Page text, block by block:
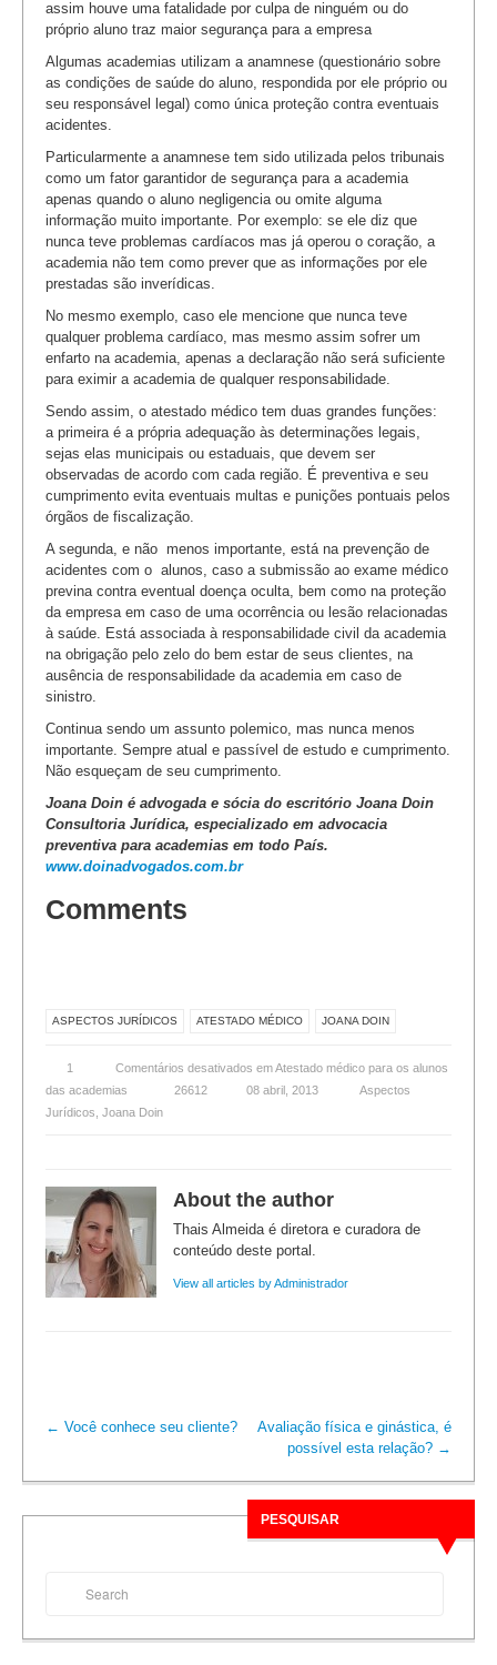
assim houve uma fatalidade por culpa de ninguém ou do
próprio aluno traz maior segurança para a empresa
Algumas academias utilizam a anamnese (questionário sobre
as condições de saúde do aluno, respondida por ele próprio ou
seu responsável legal) como única proteção contra eventuais
acidentes.
Particularmente a anamnese tem sido utilizada pelos tribunais
como um fator garantidor de segurança para a academia
apenas quando o aluno negligencia ou omite alguma
informação muito importante. Por exemplo: se ele diz que
nunca teve problemas cardíacos mas já operou o coração, a
academia não tem como prever que as informações por ele
prestadas são inverídicas.
No mesmo exemplo, caso ele mencione que nunca teve
qualquer problema cardíaco, mas mesmo assim sofrer um
enfarto na academia, apenas a declaração não será suficiente
para eximir a academia de qualquer responsabilidade.
Sendo assim, o atestado médico tem duas grandes funções:
a primeira é a própria adequação às determinações legais,
sejas elas municipais ou estaduais, que devem ser
observadas de acordo com cada região. É preventiva e seu
cumprimento evita eventuais multas e punições pontuais pelos
órgãos de fiscalização.
A segunda, e não menos importante, está na prevenção de
acidentes com o alunos, caso a submissão ao exame médico
previna contra eventual doença oculta, bem como na proteção
da empresa em caso de uma ocorrência ou lesão relacionadas
à saúde. Está associada à responsabilidade civil da academia
na obrigação pelo zelo do bem estar de seus clientes, na
ausência de responsabilidade da academia em caso de
sinistro.
Continua sendo um assunto polemico, mas nunca menos
importante. Sempre atual e passível de estudo e cumprimento.
Não esqueçam de seu cumprimento.
Joana Doin é advogada e sócia do escritório Joana Doin
Consultoria Jurídica, especializado em advocacia
preventiva para academias em todo País.
www.doinadvogados.com.br
Comments
ASPECTOS JURÍDICOS ATESTADO MÉDICO JOANA DOIN
1 Comentários desativados em Atestado médico para os alunos
das academias
26612 08 abril, 2013
Aspectos
Jurídicos Joana Doin
About the author
Thais Almeida é diretora e curadora de
conteúdo deste portal.
View all articles by Administrador
← Você conhece seu cliente?
Avaliação física e ginástica, é
possível esta relação? →
PESQUISAR